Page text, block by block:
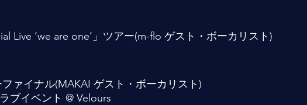
Live ‘we are one’」ツアー(m-flo ゲスト・ボーカリスト)
ァイナル(MAKAI ゲスト・ボーカリスト)
ブイベント @ Velours